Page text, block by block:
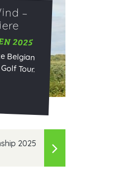
–
2025
Belgian
Tour.
2025